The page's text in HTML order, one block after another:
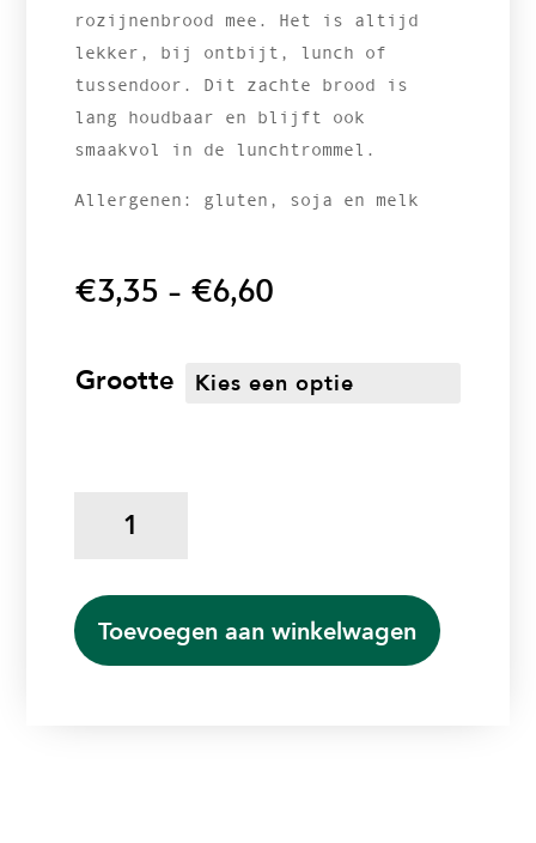
rozijnenbrood mee. Het is altijd
lekker, bij ontbijt, lunch of
tussendoor. Dit zachte brood is
lang houdbaar en blijft ook
smaakvol in de lunchtrommel.
Allergenen: gluten, soja en melk
€3,35 - €6,60
€6,60
Grootte
aantal
Toevoegen aan winkelwagen